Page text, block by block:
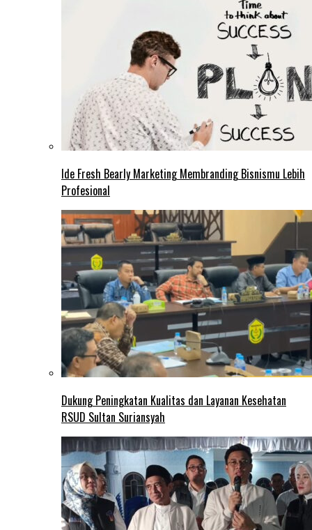
Ide Fresh Bearly Marketing Membranding Bisnismu Lebih
Profesional
Dukung Peningkatan Kualitas dan Layanan Kesehatan
RSUD Sultan Suriansyah